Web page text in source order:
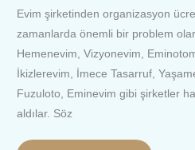
Evim şirketinden organizasyon
zamanlarda önemli bir problem
Hemenevim, Vizyonevim,
İkizlerevim, İmece Tasarruf,
Fuzuloto, Eminevim gibi şirketler
aldılar. Söz